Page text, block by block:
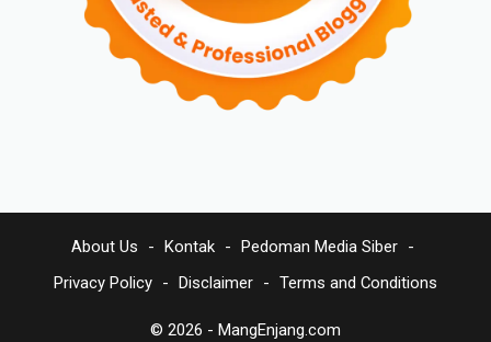
About Us Kontak
Pedoman Media Siber
Privacy Policy
Disclaimer Terms and Conditions
© 2026 - MangEnjang.com